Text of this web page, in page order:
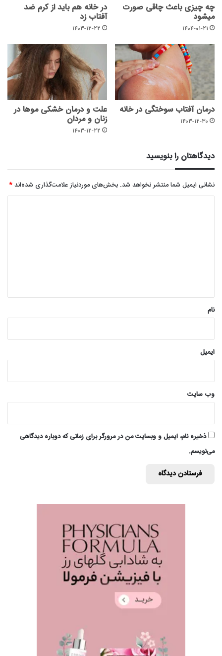
چه چیزی باعث چاقی صورت
میشود
۱۴۰۴-۰۱-۲۱
در خانه هم باید از کرم ضد
آفتاب زد
۱۴۰۳-۱۲-۲۲
درمان آفتاب سوختگی در خانه
۱۴۰۳-۱۲-۳۰
علت و درمان خشکی موها در
زنان و مردان
۱۴۰۳-۱۲-۲۲
دیدگاهتان را بنویسید
نشانی ایمیل شما منتشر نخواهد شد. بخش‌های موردنیاز علامت‌گذاری شده‌اند*
نام
ایمیل
وب‌ سایت
ذخیره نام، ایمیل و وبسایت من در مرورگر برای زمانی که دوباره دیدگاهی
می‌نویسم.